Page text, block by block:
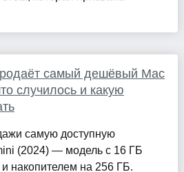
самый дешёвый Mac
случилось и какую
самую доступную
(2024) — модель с 16 ГБ
накопителем на 256 ГБ.